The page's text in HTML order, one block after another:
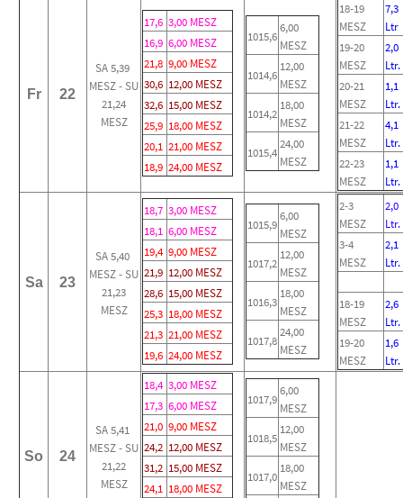
Fr 22
SA 5,39
MESZ - SU
21,24
MESZ
17,6 3,00 MESZ
16,9 6,00 MESZ
21,8 9,00 MESZ
30,6 12,00 MESZ
32,6 15,00 MESZ
25,9 18,00 MESZ
20,1 21,00 MESZ
18,9 24,00 MESZ
1015,6
6,00
MESZ
1014,6
12,00
MESZ
1014,2
18,00
MESZ
1015,4
24,00
MESZ
18-19
MESZ
7,3
Ltr
19-20
MESZ
2,0
Ltr.
20-21
MESZ
1,1
Ltr.
21-22
MESZ
4,1
Ltr.
22-23
MESZ
1,1
Ltr.
Sa 23
SA 5,40
MESZ - SU
21,23
MESZ
18,7 3,00 MESZ
18,1 6,00 MESZ
19,4 9,00 MESZ
21,9 12,00 MESZ
28,6 15,00 MESZ
25,3 18,00 MESZ
21,3 21,00 MESZ
19,6 24,00 MESZ
1015,9
6,00
MESZ
1017,2
12,00
MESZ
1016,3
18,00
MESZ
1017,8
24,00
MESZ
2-3
MESZ
2,0
Ltr.
3-4
MESZ
2,1
Ltr.
18-19
MESZ
2,6
Ltr.
19-20
MESZ
1,6
Ltr.
So 24
SA 5,41
MESZ - SU
21,22
MESZ
18,4 3,00 MESZ
17,3 6,00 MESZ
21,0 9,00 MESZ
24,2 12,00 MESZ
31,2 15,00 MESZ
24,1 18,00 MESZ
1017,9
6,00
MESZ
1018,5
12,00
MESZ
1017,0
18,00
MESZ